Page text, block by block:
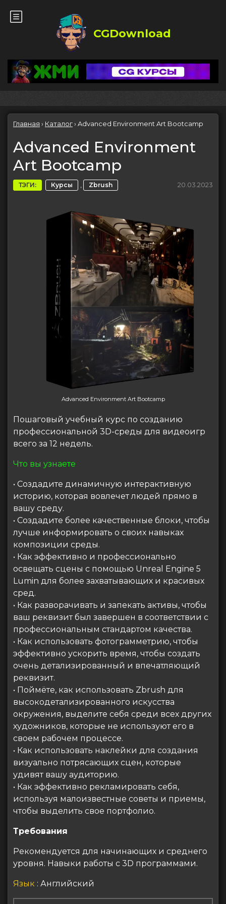
CGDownload
Главная › Каталог› Advanced Environment Art Bootcamp
Advanced Environment
Art Bootcamp
ТЭГИ: Курсы , Zbrush 20.03.2023
Advanced Environment Art Bootcamp
Пошаговый учебный курс по созданию
профессиональной 3D-среды для видеоигр
всего за 12 недель.
Что вы узнаете
• Создадите динамичную интерактивную
историю, которая вовлечет людей прямо в
вашу среду.
• Создадите более качественные блоки, чтобы
лучше информировать о своих навыках
композиции среды.
• Как эффективно и профессионально
освещать сцены с помощью Unreal Engine 5
Lumin для более захватывающих и красивых
сред.
• Как разворачивать и запекать активы, чтобы
ваш реквизит был завершен в соответствии с
профессиональным стандартом качества.
• Как использовать фотограмметрию, чтобы
эффективно ускорить время, чтобы создать
очень детализированный и впечатляющий
реквизит.
• Поймёте, как использовать Zbrush для
высокодетализированного искусства
окружения, выделите себя среди всех других
художников, которые не используют его в
своем рабочем процессе.
• Как использовать наклейки для создания
визуально потрясающих сцен, которые
удивят вашу аудиторию.
• Как эффективно рекламировать себя,
используя малоизвестные советы и приемы,
чтобы выделить свое портфолио.
Требования
Рекомендуется для начинающих и среднего
уровня. Навыки работы с 3D программами.
Язык : Английский